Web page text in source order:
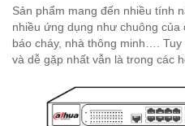
Sản phẩm mang đến nhiều tính
nhiều ứng dụng như chuông của
báo cháy, nhà thông minh….
và dễ gặp nhất vẫn là trong các